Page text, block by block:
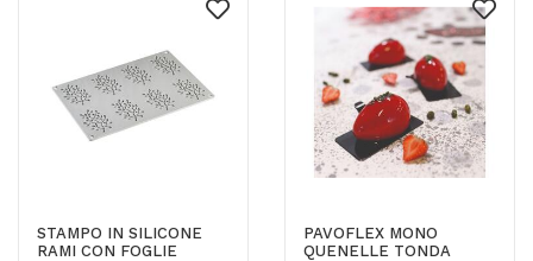
STAMPO IN SILICONE
RAMI CON FOGLIE
PAVOFLEX MONO
QUENELLE TONDA